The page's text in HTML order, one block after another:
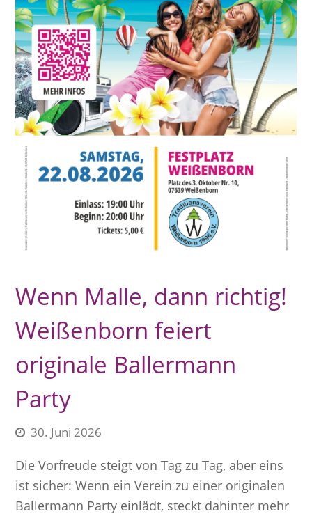
Wenn Malle, dann richtig!
Weißenborn feiert
originale Ballermann
Party
30. Juni 2026
Die Vorfreude steigt von Tag zu Tag, aber eins
ist sicher: Wenn ein Verein zu einer originalen
Ballermann Party einlädt, steckt dahinter mehr